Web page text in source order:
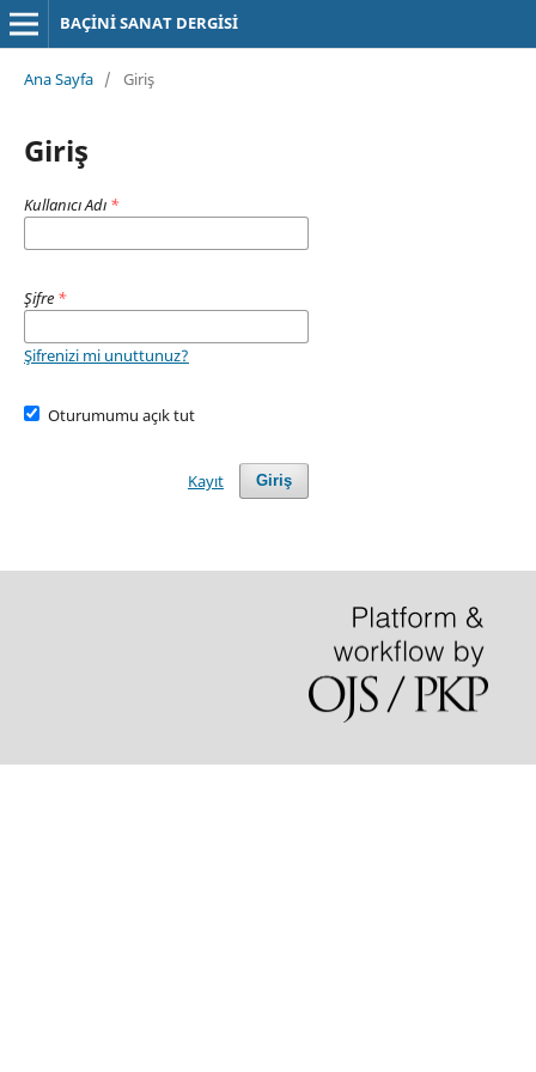
BAÇİNİ SANAT DERGİSİ
Ana Sayfa / Giriş
Giriş
Kullanıcı Adı *
Şifre *
Şifrenizi mi unuttunuz?
Oturumumu açık tut
Giriş
Kayıt